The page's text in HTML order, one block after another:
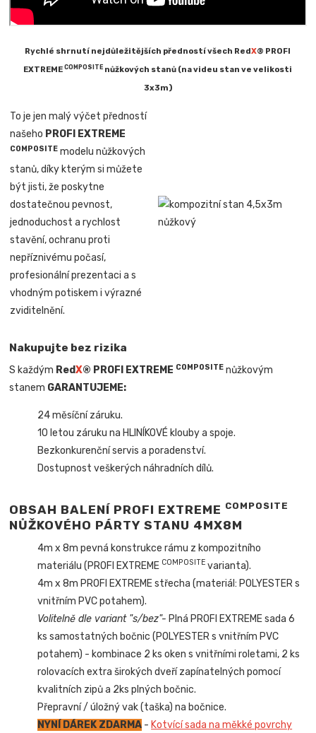
Rychlé shrnutí nejdůležitějších předností všech RedX® PROFI
EXTREMECOMPOSITE nůžkových stanů (na videu stan ve velikosti
3x3m)
To je jen malý výčet předností
našeho PROFI EXTREME
COMPOSITE modelu nůžkových
stanů, díky kterým si můžete
být jisti, že poskytne
dostatečnou pevnost,
jednoduchost a rychlost
stavění, ochranu proti
nepříznivému počasí,
profesionální prezentaci a s
vhodným potiskem i výrazné
zviditelnění.
Nakupujte bez rizika
S každým RedX® PROFI EXTREME COMPOSITE nůžkovým
stanem GARANTUJEME:
24 měsíční záruku.
10 letou záruku na HLINÍKOVÉ klouby a spoje.
Bezkonkurenční servis a poradenství.
Dostupnost veškerých náhradních dílů.
OBSAH BALENÍ PROFI EXTREME COMPOSITE
NŮŽKOVÉHO PÁRTY STANU 4MX8M
4m x 8m pevná konstrukce rámu z kompozitního
materiálu (PROFI EXTREME COMPOSITE varianta).
4m x 8m PROFI EXTREME střecha (materiál: POLYESTER s
vnitřním PVC potahem).
Volitelně dle variant "s/bez"- Plná PROFI EXTREME sada 6
ks samostatných bočnic (POLYESTER s vnitřním PVC
potahem) - kombinace 2 ks oken s vnitřními roletami, 2 ks
rolovacích extra širokých dveří zapínatelných pomocí
kvalitních zipů a 2ks plných bočnic.
Přepravní / úložný vak (taška) na bočnice.
NYNÍ DÁREK ZDARMA - Kotvící sada na měkké povrchy